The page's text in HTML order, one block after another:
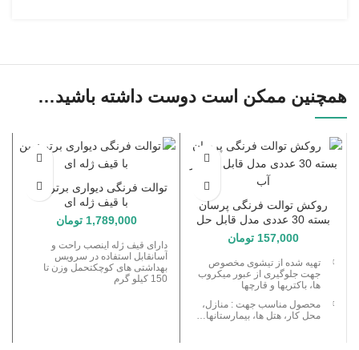
همچنین ممکن است دوست داشته باشید…
روکش توالت فرنگی پرسان
بسته 30 عددی مدل قابل حل
در آب
157,000 تومان
تهیه شده از تیشوی مخصوص
جهت جلوگیری از عبور میکروب
ها، باکتریها و قارچها
محصول مناسب جهت : منازل،
محل کار، هتل ها، بیمارستانها…
توالت فرنگی دیواری برتر نوین
با قیف ژله ای
1,789,000 تومان
دارای قیف ژله اینصب راحت و
آسانقابل استفاده در سرویس
بهداشتی های کوچکتحمل وزن تا
150 کیلو گرم